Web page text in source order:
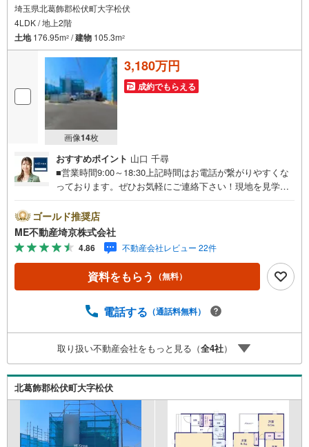
埼玉県北葛飾郡松伏町大字松伏
4LDK / 地上2階
土地176.95m2 /建物 105.3m2
画像14枚
3,180万円
成約でもらえる
おすすめポイント 山口 千尋
■営業時間9:00～18:30上記時間はお電話が繋がりやすくな
っております。ぜひお気軽にご連絡下さい！現地を見学さ
ご希望の日時をご記入いただけますとスムーズにご案内が
可能です。■ご来店特典1.ご見学、ご来店後にアンケート記
入でもれなく3、000円のQUOカードプレゼント（1組様1回
限り後日郵送）2.未公開の物件情報をご紹介3.不動産ご購
入、ご売却、太陽光発電システムご検討中のお客様、ご紹
介でもれなくQUOカード3、000円分プレゼント更にご紹介
円のご紹介料をお支払いさせて頂きます！詳しくはスタッ
マイカーでも安心！2.チャイルドスペース、授乳室、ベビ
ーベッド完備3.他にもファミリーに優しい『あったら良い
な』がここにある！ミルク用浄水サーバー、紙おむつ、ア
メニティ、大型個室2部屋、各ブースモニター等
ゴールド推奨店
ME不動産埼京株式会社
4.86 不動産会社レビュー 22件
資料をもらう （無料）
電話する （通話料無料）
取り扱い不動産会社をもっと見る（全4社）
北葛飾郡松伏町大字松伏